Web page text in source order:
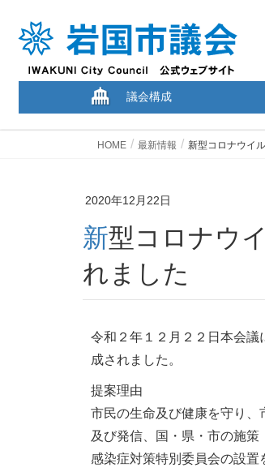
議会構成
HOME 最新情報 新型コロナウイ
2020年12月22日
新型コロナウイルス感染症対策特別委員会が設置さ
れました
令和２年１２月２２日本会議
成されました。
提案理由
市民の生命及び健康を守り
及び発信、国・県・市の施
感染症対策特別委員会の設置